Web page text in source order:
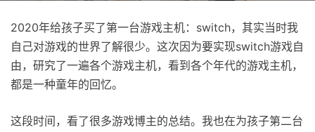
2020年给孩子买了第一台游戏主机：switch，其实当时我
自己对游戏的世界了解很少。这次因为要实现switch游戏自
由，研究了一遍各个游戏主机，看到各个年代的游戏主机，
都是一种童年的回忆。
这段时间，看了很多游戏博主的总结。我也在为孩子第二台